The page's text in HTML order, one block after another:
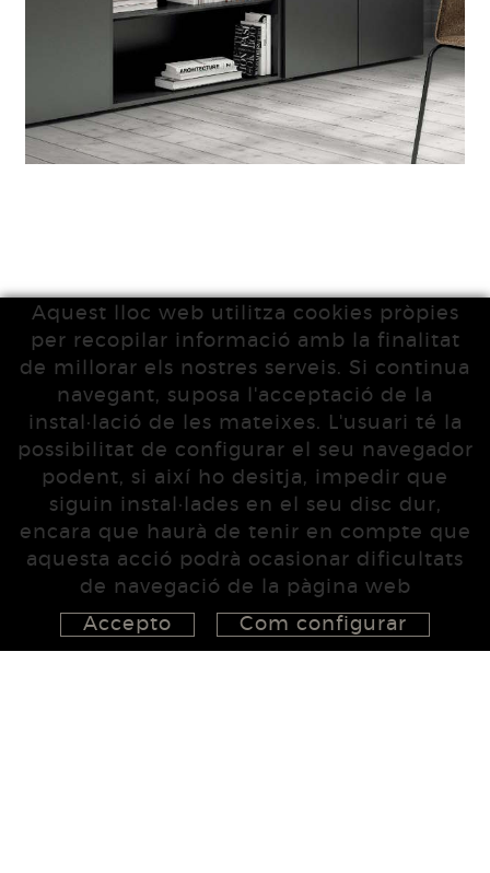
Aquest lloc web utilitza cookies pròpies
per recopilar informació amb la finalitat
de millorar els nostres serveis. Si continua
navegant, suposa l'acceptació de la
instal·lació de les mateixes. L'usuari té la
possibilitat de configurar el seu navegador
podent, si així ho desitja, impedir que
siguin instal·lades en el seu disc dur,
encara que haurà de tenir en compte que
aquesta acció podrà ocasionar dificultats
de navegació de la pàgina web
Accepto
Com configurar